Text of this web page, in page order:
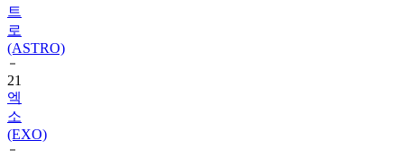
트
로
(ASTRO)
21
엑
소
(EXO)